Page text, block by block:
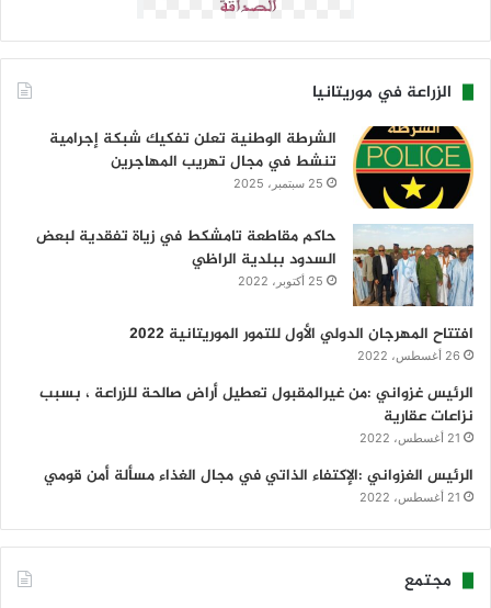
الزراعة في موريتانيا
الشرطة الوطنية تعلن تفكيك شبكة إجرامية
تنشط في مجال تهريب المهاجرين
25 سبتمبر، 2025
حاكم مقاطعة تامشكط في زياة تفقدية لبعض
السدود ببلدية الراظي
25 أكتوبر، 2022
افتتاح المهرجان الدولي الأول للتمور الموريتانية 2022
26 أغسطس، 2022
الرئيس غزواني :من غيرالمقبول تعطيل أراض صالحة للزراعة ، بسبب
نزاعات عقارية
21 أغسطس، 2022
الرئيس الغزواني :الإكتفاء الذاتي في مجال الغذاء مسألة أمن قومي
21 أغسطس، 2022
مجتمع